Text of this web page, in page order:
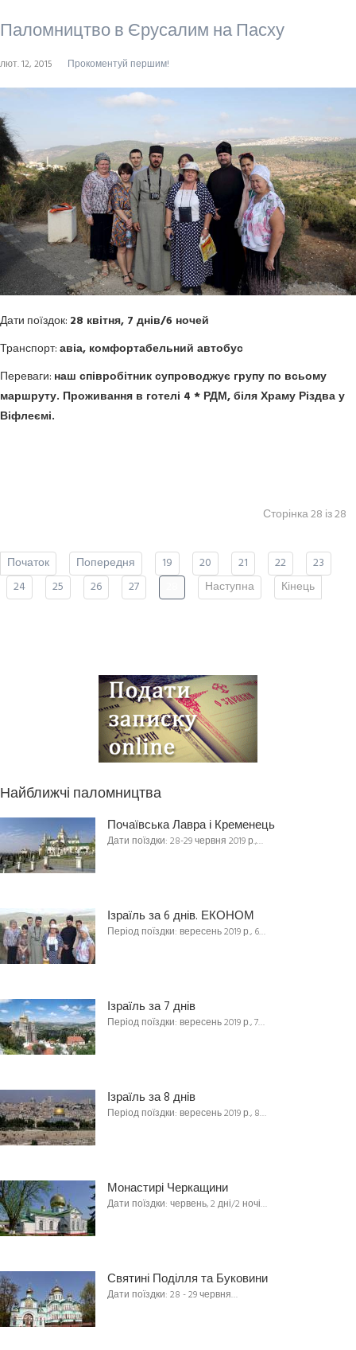
Паломництво в Єрусалим на Пасху
лют. 12, 2015 Прокоментуй першим!
Дати поїздок: 28 квітня, 7 днів/6 ночей
Транспорт:авіа, комфортабельний автобус
Переваги: ​​ наш співробітник супроводжує групу по всьому
маршруту. Проживання в готелі 4 * РДМ, біля Храму Різдва у
Віфлеємі.
Сторінка 28 із 28
Початок Попередня 19 20 21 22
23
24
25 26 27 Наступна Кінець
Найближчі паломництва
Почаївська Лавра і Кременець
Дати поїздки: 28-29 червня 2019 р.,…
Ізраїль за 6 днів. ЕКОНОМ
Період поїздки: вересень 2019 р., 6…
Ізраїль за 7 днів
Період поїздки: вересень 2019 р., 7…
Ізраїль за 8 днів
Період поїздки: вересень 2019 р., 8…
Монастирі Черкащини
Дати поїздки: червень, 2 дні/2 ночі…
Святині Поділля та Буковини
Дати поїздки: 28 - 29 червня…